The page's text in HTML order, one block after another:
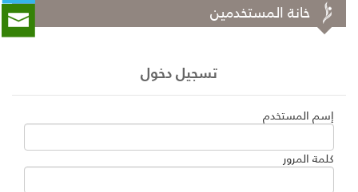
خانة المستخدمين
تسجيل دخول
إسم المستخدم
كلمة المرور